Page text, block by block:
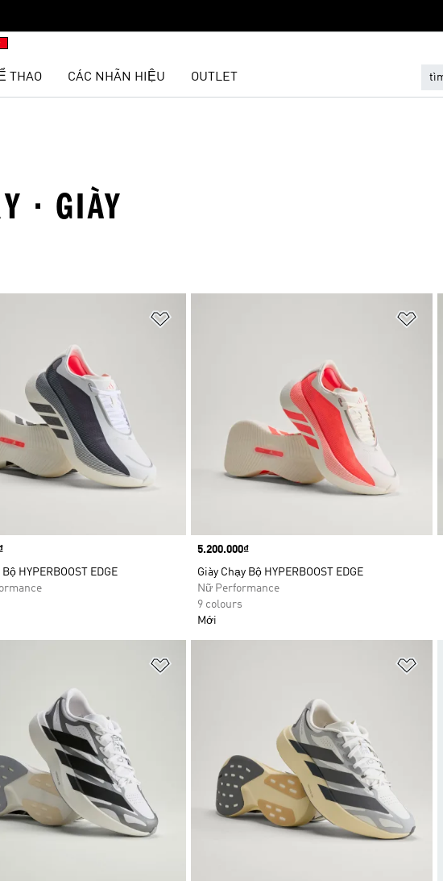
THAO CÁC NHÃN HIỆU OUTLET
· GIÀY
HYPERBOOST EDGE
Price
5.200.000₫
Giày Chạy Bộ HYPERBOOST EDGE
Nữ Performance
9 colours
Mới